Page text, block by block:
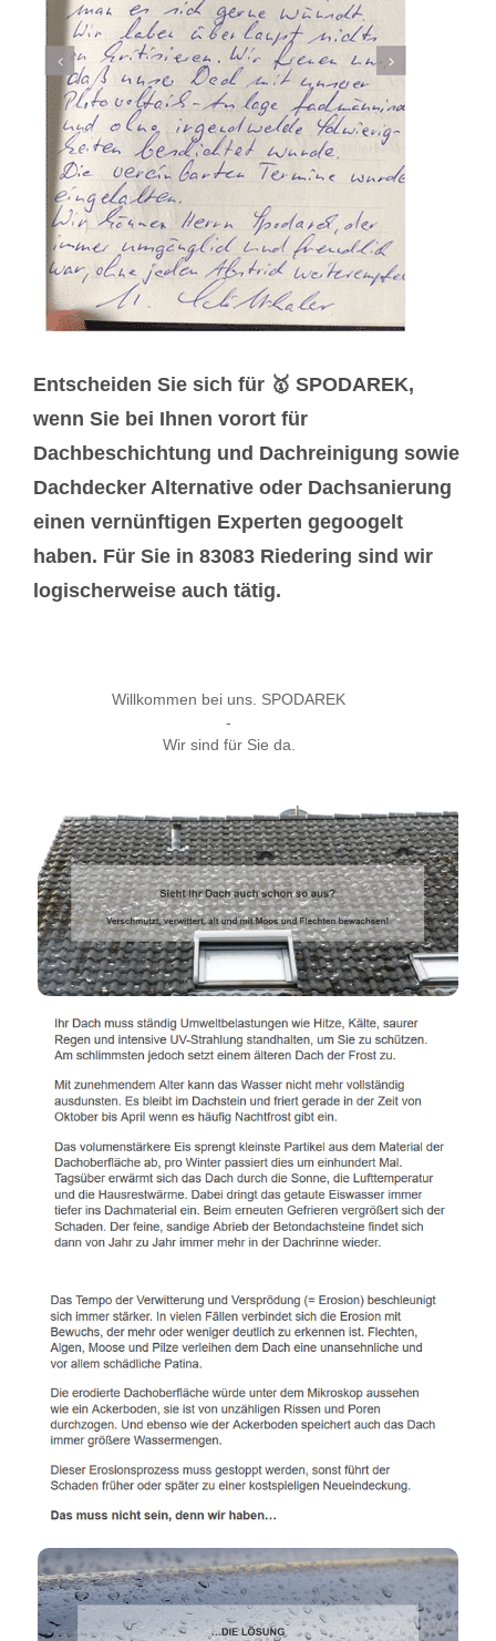
Entscheiden Sie sich für 🥇 SPODAREK,
wenn Sie bei Ihnen vorort für
Dachbeschichtung und Dachreinigung sowie
Dachdecker Alternative oder Dachsanierung
einen vernünftigen Experten gegoogelt
haben. Für Sie in 83083 Riedering sind wir
logischerweise auch tätig.
Willkommen bei uns. SPODAREK
-
Wir sind für Sie da.